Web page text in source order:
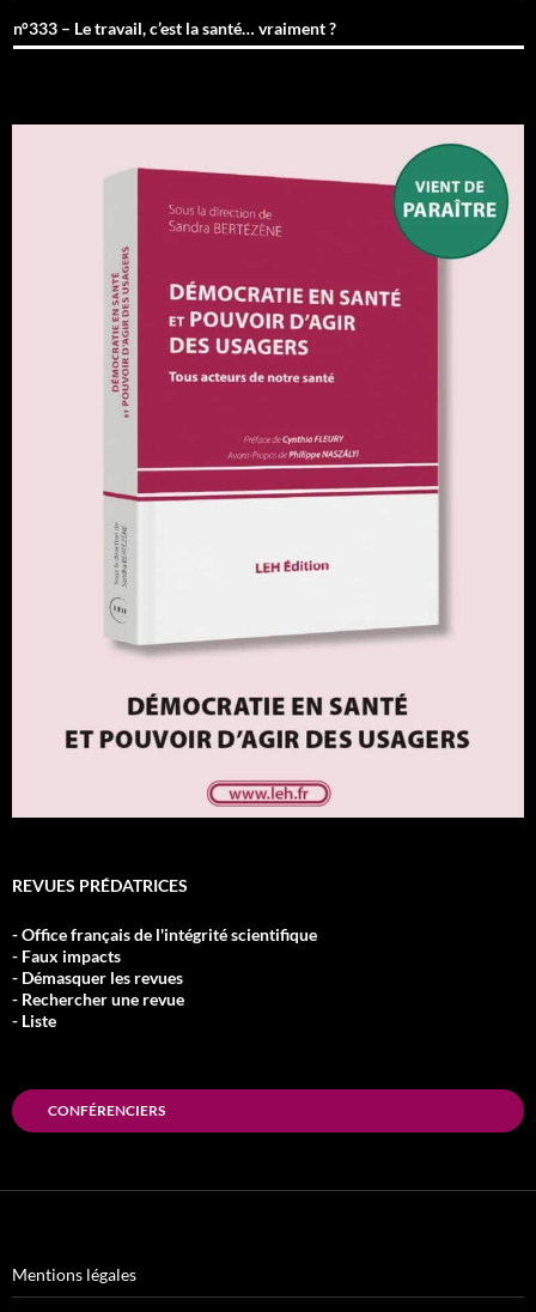
n°333 – Le travail, c’est la santé… vraiment ?
REVUES PRÉDATRICES
- Office français de l'intégrité scientifique
- Faux impacts
- Démasquer les revues
- Rechercher une revue
- Liste
CONFÉRENCIERS
Mentions légales